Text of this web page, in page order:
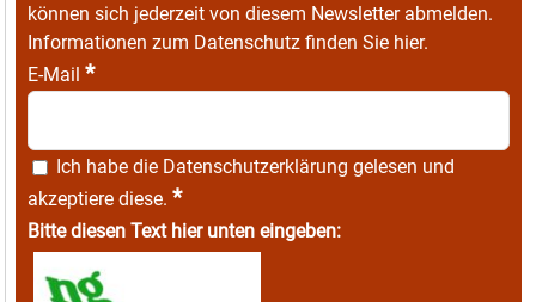
können sich jederzeit von diesem Newsletter abmelden.
Informationen zum Datenschutz finden Sie hier.
E-Mail *
Ich habe die Datenschutzerklärung gelesen und
akzeptiere diese. *
Bitte diesen Text hier unten eingeben: